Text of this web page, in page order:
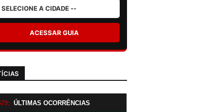
ACESSAR GUIA
ÚLTIMAS OCORRÊNCIAS